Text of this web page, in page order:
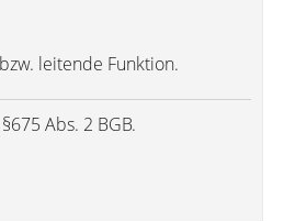
leitende Funktion.
Abs. 2 BGB.